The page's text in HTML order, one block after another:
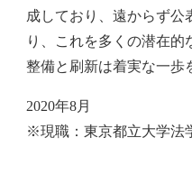
成しており、遠からず
り、これを多くの潜在
整備と刷新は着実な一歩
2020年8月
※現職：東京都立大学法